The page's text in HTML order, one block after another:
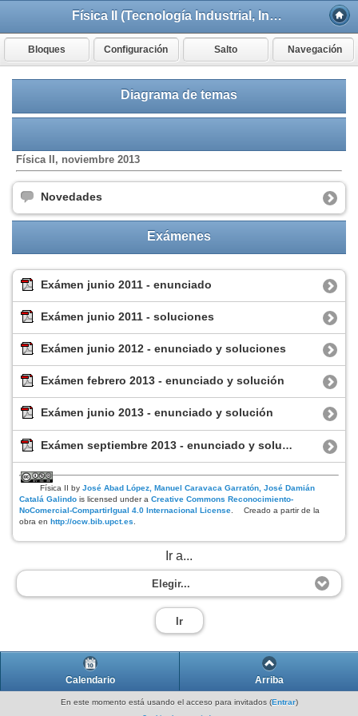
Física II (Tecnología Industrial, Ingeniería Mecánica)
Bloques Configuración Salto Navegación
Diagrama de temas
Física II, noviembre 2013
Novedades
Exámenes
Exámen junio 2011 - enunciado
Exámen junio 2011 - soluciones
Exámen junio 2012 - enunciado y soluciones
Exámen febrero 2013 - enunciado y solución
Exámen junio 2013 - enunciado y solución
Exámen septiembre 2013 - enunciado y solución
Física II byJosé Abad López, Manuel Caravaca Garratón, José Damián
Catalá Galindo is licensed under aCreative Commons Reconocimiento-
NoComercial-CompartirIgual 4.0 Internacional License.
Creado a partir de la
obra enhttp://ocw.bib.upct.es.
Ir a...
Elegir...
Ir
Calendario Arriba
En este momento está usando el acceso para invitados (Entrar)